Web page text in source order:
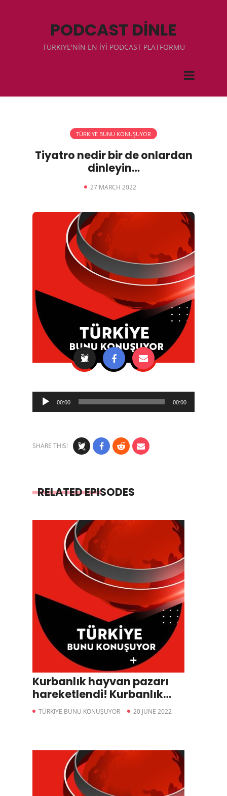
PODCAST DİNLE
TÜRKIYE'NİN EN İYİ PODCAST PLATFORMU
TÜRKIYE BUNU KONUŞUYOR
Tiyatro nedir bir de onlardan
dinleyin…
27 MARCH 2022
Audio
Player
00:00 00:00
SHARE THIS!
RELATED EPISODES
Kurbanlık hayvan pazarı
hareketlendi! Kurbanlık
büyükbaşlar kaç para?
TÜRKIYE BUNU KONUŞUYOR 20 JUNE 2022